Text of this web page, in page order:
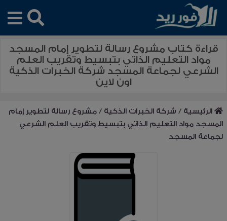
قراءة كتاب مشروع رسالة لتطوير إمام المسجد
مواد التعليم الذاتي بتبسيط وتقريب العلم
الشرعي لجماعة المسجد شركة الخبرات الذكية
اون لاين
الرئيسية / شركة الخبرات الذكية /مشروع رسالة لتطوير إمام
المسجد مواد التعليم الذاتي بتبسيط وتقريب العلم الشرعي
لجماعة المسجد